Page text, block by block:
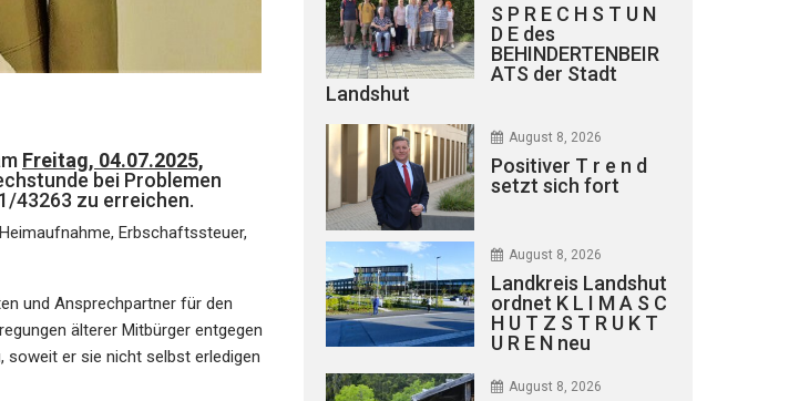
Freitag, 04.07.2025,
bei Problemen
43263 zu erreichen.
Erbschaftssteuer,
und Ansprechpartner für den
älterer Mitbürger entgegen
soweit er sie nicht selbst erledigen
S P R E C H S T U N
D E des
BEHINDERTENBEIR
ATS der Stadt
Landshut
August 8, 2026
Positiver T r e n d
setzt sich fort
August 8, 2026
Landkreis Landshut
ordnet K L I M A S C
H U T Z S T R U K T
U R E N neu
August 8, 2026